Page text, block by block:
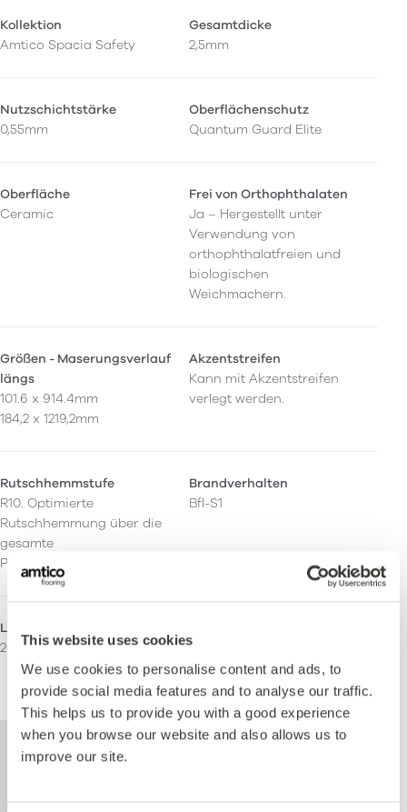
This website uses cookies
We use cookies to personalise content and ads, to
provide social media features and to analyse our traffic.
This helps us to provide you with a good experience
when you browse our website and also allows us to
improve our site.
Kollektion
Amtico Spacia Safety
Gesamtdicke
2,5mm
Nutzschichtstärke
0,55mm
Oberflächenschutz
Quantum Guard Elite
Oberfläche
Ceramic
Frei von Orthophthalaten
Ja – Hergestellt unter
Verwendung von
orthophthalatfreien und
biologischen
Weichmachern.
Größen - Maserungsverlauf
längs
101.6 x 914.4mm
184,2 x 1219,2mm
Akzentstreifen
Kann mit Akzentstreifen
verlegt werden.
Rutschhemmstufe
R10. Optimierte
Rutschhemmung über die
gesamte
Produktlebensdauer.
Brandverhalten
Bfl-S1
LRV - Y-Wert
26
Wohnen
Leichte kommerzielle
Schwere kommerzielle
Weitere technische Informationen zu
diesem Produkt finden Sie im Dokument